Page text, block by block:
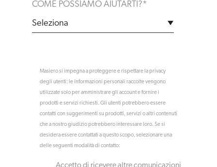
COME POSSIAMO AIUTARTI?*
Masiero si impegna a proteggere e rispettare la privacy
degli utenti: le informazioni personali raccolte vengono
utilizzate solo per amministrare gli account e fornire i
prodotti e servizi richiesti. Gli utenti potrebbero essere
contatti con suggerimenti su prodotti, servizi o altri contenuti
che a nostro giudizio potrebbero interessare loro. Se si
desidera essere contattati a questo scopo, selezionare una
delle seguenti modalità di contatto: